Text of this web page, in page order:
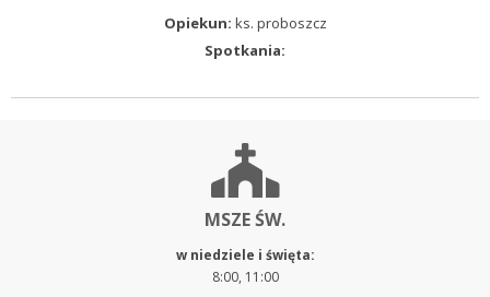
Opiekun: ks. proboszcz
Spotkania:
MSZE ŚW.
w niedziele i święta:
8:00, 11:00